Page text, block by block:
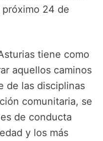
24 de
tiene como
aquellos caminos
de las disciplinas
comunitaria, se
de conducta
y los más